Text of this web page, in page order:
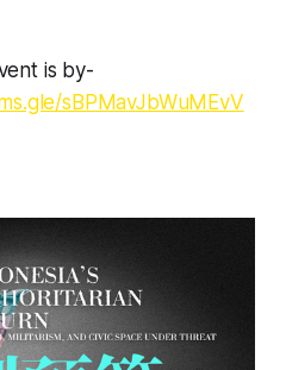
is by-
sBPMavJbWuMEvV